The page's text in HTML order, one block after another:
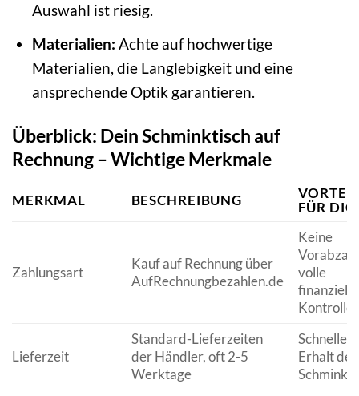
Auswahl ist riesig.
Materialien: Achte auf hochwertige
Materialien, die Langlebigkeit und eine
ansprechende Optik garantieren.
Überblick: Dein Schminktisch auf
Rechnung – Wichtige Merkmale
MERKMAL BESCHREIBUNG
VORTEIL
FÜR
Zahlungsart
Kauf auf Rechnung über
AufRechnungbezahlen.de
Keine
volle
finanzielle
Kontrolle
Lieferzeit
Standard-Lieferzeiten
der Händler, oft 2-5
Werktage
Schneller
Erhalt